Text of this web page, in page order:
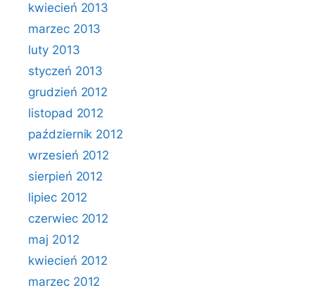
kwiecień 2013
marzec 2013
luty 2013
styczeń 2013
grudzień 2012
listopad 2012
październik 2012
wrzesień 2012
sierpień 2012
lipiec 2012
czerwiec 2012
maj 2012
kwiecień 2012
marzec 2012